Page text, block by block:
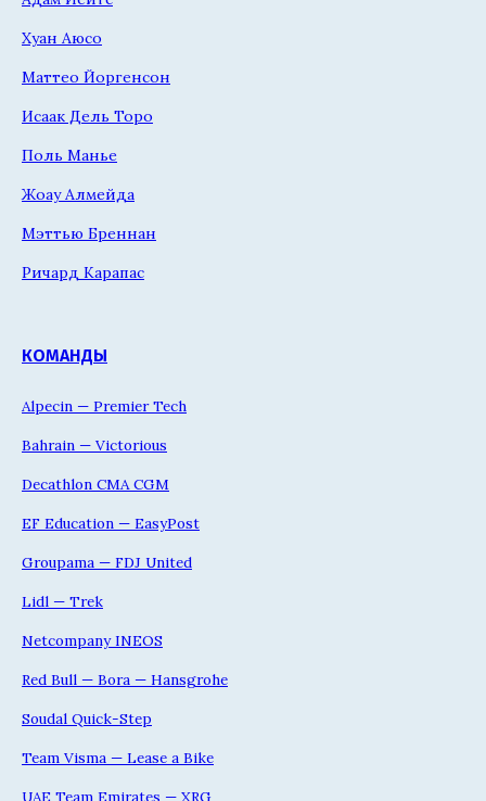
Хуан Аюсо
Маттео Йоргенсон
Исаак Дель Торо
Поль Манье
Жоау Алмейда
Мэттью Бреннан
Ричард Карапас
КОМАНДЫ
Alpecin — Premier Tech
Bahrain — Victorious
Decathlon CMA CGM
EF Education — EasyPost
Groupama — FDJ United
Lidl — Trek
Netcompany INEOS
Red Bull — Bora — Hansgrohe
Soudal Quick-Step
Team Visma — Lease a Bike
UAE Team Emirates — XRG